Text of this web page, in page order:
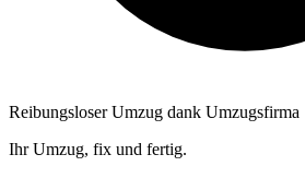
Reibungsloser Umzug dank Umzugsfirma
Ihr Umzug, fix und fertig.